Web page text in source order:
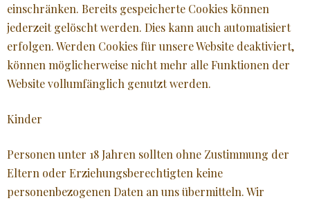
einschränken. Bereits gespeicherte Cookies können
jederzeit gelöscht werden. Dies kann auch automatisiert
erfolgen. Werden Cookies für unsere Website deaktiviert,
können möglicherweise nicht mehr alle Funktionen der
Website vollumfänglich genutzt werden.
Kinder
Personen unter 18 Jahren sollten ohne Zustimmung der
Eltern oder Erziehungsberechtigten keine
personenbezogenen Daten an uns übermitteln. Wir